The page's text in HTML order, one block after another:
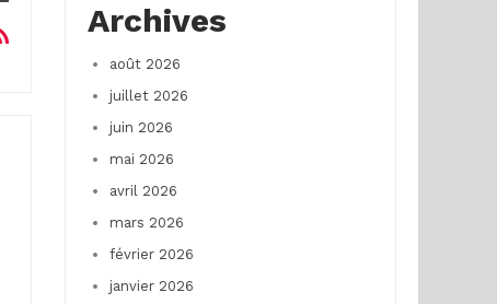
Archives
août 2026
juillet 2026
juin 2026
mai 2026
avril 2026
mars 2026
février 2026
janvier 2026